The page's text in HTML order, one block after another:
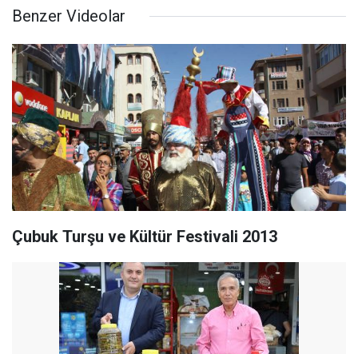
Benzer Videolar
Çubuk Turşu ve Kültür Festivali 2013